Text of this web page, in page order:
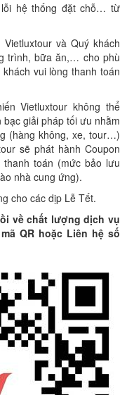
lỗi hệ thống đặt chỗ… từ
và Quý khách
trình, bữa ăn,… cho phù
vui lòng thanh toán
Vietluxtour không thể
giải pháp tối ưu nhằm
(hàng không, xe, tour…)
sẽ phát hành Coupon
toán (mức bảo lưu
nhà cung ứng).
cho các dịp Lễ Tết.
về chất lượng dịch vụ
QR hoặc Liên hệ số